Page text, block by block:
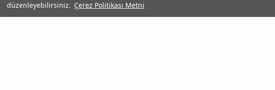
düzenleyebilirsiniz. Çerez Politikası Metni